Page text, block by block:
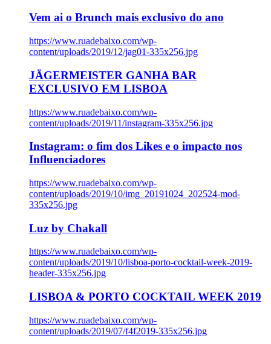
Vem ai o Brunch mais exclusivo do ano
https://www.ruadebaixo.com/wp-
content/uploads/2019/12/jag01-335x256.jpg
JÄGERMEISTER GANHA BAR
EXCLUSIVO EM LISBOA
https://www.ruadebaixo.com/wp-
content/uploads/2019/11/instagram-335x256.jpg
Instagram: o fim dos Likes e o impacto nos
Influenciadores
https://www.ruadebaixo.com/wp-
content/uploads/2019/10/img_20191024_202524-mod-
335x256.jpg
Luz by Chakall
https://www.ruadebaixo.com/wp-
content/uploads/2019/10/lisboa-porto-cocktail-week-2019-
header-335x256.jpg
LISBOA & PORTO COCKTAIL WEEK 2019
https://www.ruadebaixo.com/wp-
content/uploads/2019/07/f4f2019-335x256.jpg